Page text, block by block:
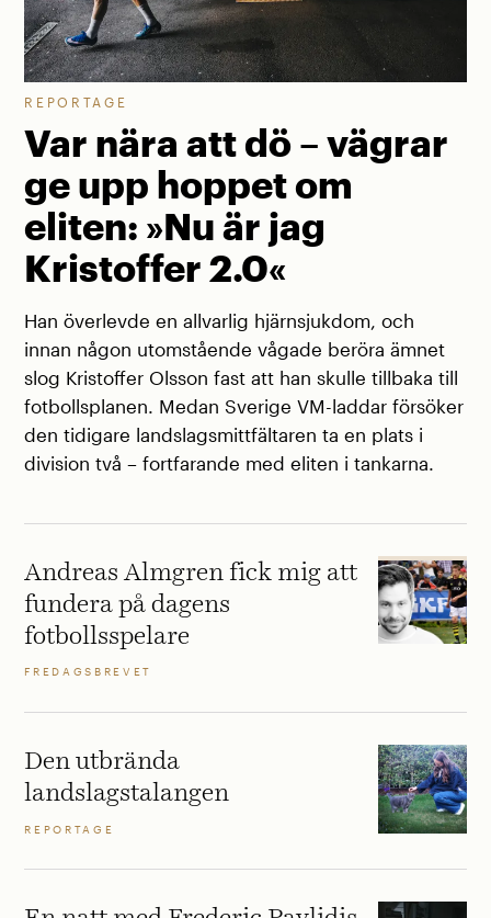
REPORTAGE
Var nära att dö – vägrar
ge upp hoppet om
eliten: »Nu är jag
Kristoffer 2.0«
Han överlevde en allvarlig hjärnsjukdom, och
innan någon utomstående vågade beröra ämnet
slog Kristoffer Olsson fast att han skulle tillbaka till
fotbollsplanen. Medan Sverige VM-laddar försöker
den tidigare landslagsmittfältaren ta en plats i
division två – fortfarande med eliten i tankarna.
Andreas Almgren fick mig att
fundera på dagens
fotbollsspelare
FREDAGSBREVET
Den utbrända
landslagstalangen
REPORTAGE